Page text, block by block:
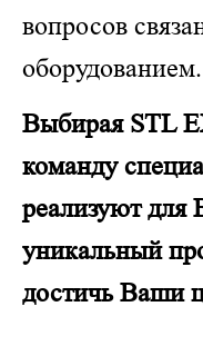
вопросов
оборудованием.
Выбирая STL
команду
реализуют для
уникальный
достичь Ваши